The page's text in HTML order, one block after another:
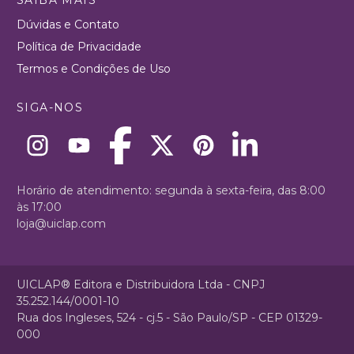
Dúvidas e Contato
Política de Privacidade
Termos e Condições de Uso
SIGA-NOS
Horário de atendimento: segunda à sexta-feira, das 8:00
às 17:00
loja@uiclap.com
UICLAP® Editora e Distribuidora Ltda - CNPJ
35.252.144/0001-10
Rua dos Ingleses, 524 - cj.5 - São Paulo/SP - CEP 01329-
000